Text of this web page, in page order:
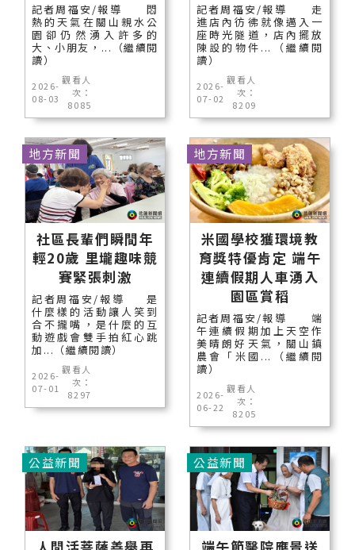
記者周福安/報導 悶
熱的天氣在關山親水公
園卻仍然湧入許多的
大、小朋友，...（繼續閱
讀）
2026-
08-03
觀看人
次：
8085
記者周福安/報導 走
進店內彷彿就像邁入一
座時光隧道，店內擺放
陳設的物件...（繼續閱
讀）
2026-
07-02
觀看人
次：
8209
社區長輩們瞬間年
輕20歲 里壠趣味競
賽緊張刺激
記者周福安/報導 是
什麼樣的活動讓人笑到
合不攏嘴，是什麼的互
動遊戲會雙手拍紅心跳
加...（繼續閱讀）
2026-
07-01
觀看人
次：
8297
地方新聞
米國學校獲環境教
育獎特優肯定 端午
連續假期人車湧入
園區賞稻
記者周福安/報導 端
午連續假期加上天空作
美晴朗好天氣，關山鎮
農會「米國...（繼續閱
讀）
2026-
06-22
觀看人
次：
8205
地方新聞
公益新聞 公益新聞